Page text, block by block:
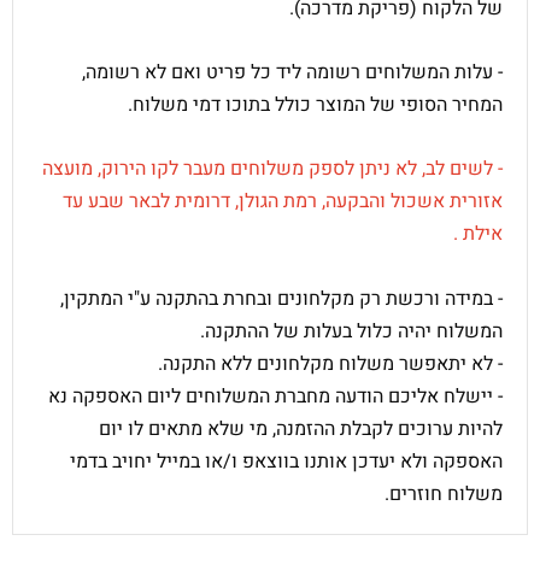
של הלקוח (פריקת מדרכה).
- עלות המשלוחים רשומה ליד כל פריט ואם לא רשומה,
המחיר הסופי של המוצר כולל בתוכו דמי משלוח.
- לשים לב, לא ניתן לספק משלוחים מעבר לקו הירוק, מועצה
אזורית אשכול והבקעה, רמת הגולן,דרומית לבאר שבע עד
אילת .
- במידה ורכשת רק מקלחונים ובחרת בהתקנה ע"י המתקין,
המשלוח יהיה כלול בעלות של ההתקנה.
- לא יתאפשר משלוח מקלחונים ללא התקנה.
- יישלח אליכם הודעה מחברת המשלוחים ליום האספקה נא
להיות ערוכים לקבלת ההזמנה, מי שלא מתאים לו יום
האספקה ולא יעדכן אותנו בווצאפ ו/או במייל יחויב בדמי
משלוח חוזרים.